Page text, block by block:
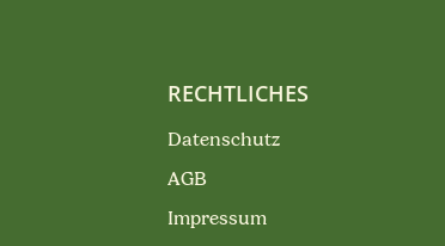
RECHTLICHES
Datenschutz
AGB
Impressum